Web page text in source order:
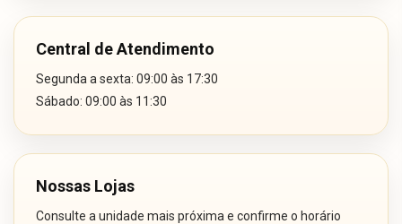
Central de Atendimento
Segunda a sexta: 09:00 às 17:30
Sábado: 09:00 às 11:30
Nossas Lojas
Consulte a unidade mais próxima e confirme o horário